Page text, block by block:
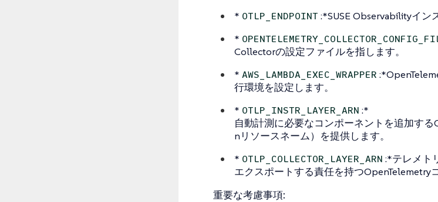
* OTLP_ENDPOINT :*SUSE Observabilityイン
*
Collectorの設定ファイルを指します。
* AWS_LAMBDA_EXEC_WRAPPER
行環境を設定します。
* OTLP_INSTR_LAYER_ARN :*
自動計測に必要なコンポーネントを追加す
nリソースネーム）を提供します。
* OTLP_COLLECTOR_LAYER_ARN :*テレメト
エクスポートする責任を持つOpenTelemetry
重要な考慮事項: